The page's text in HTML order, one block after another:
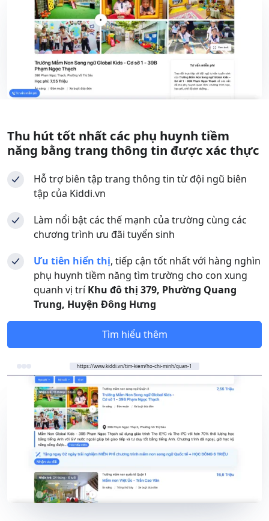
Thu hút tốt nhất các phụ huynh tiềm
năng bằng trang thông tin được xác thực
Hỗ trợ biên tập trang thông tin từ đội ngũ biên
tập của Kiddi.vn
Làm nổi bật các thế mạnh của trường cùng các
chương trình ưu đãi tuyển sinh
Ưu tiên hiển thị, tiếp cận tốt nhất với hàng nghìn
phụ huynh tiềm năng tìm trường cho con xung
quanh vị tríKhu đô thị 379, Phường Quang
Trung, Huyện Đông Hưng
Tìm hiểu thêm
https://www.kiddi.vn/tim-kiem/ho-chi-minh/quan-1